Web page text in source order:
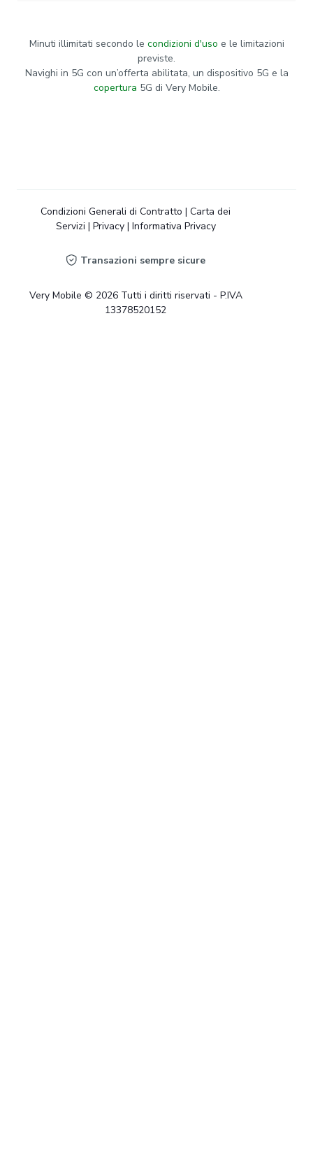
Minuti illimitati secondo le condizioni d'uso e le limitazioni
previste.
Navighi in 5G con un’offerta abilitata, un dispositivo 5G e la
copertura 5G di Very Mobile.
Transazioni sempre sicure
Very Mobile © 2026 Tutti i diritti riservati - P.IVA
13378520152
Condizioni Generali di Contratto | Carta dei
Servizi | Privacy| Informativa Privacy